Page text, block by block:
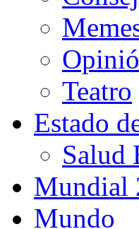
Teatro
Estado
Salud
Mundial
Mundo